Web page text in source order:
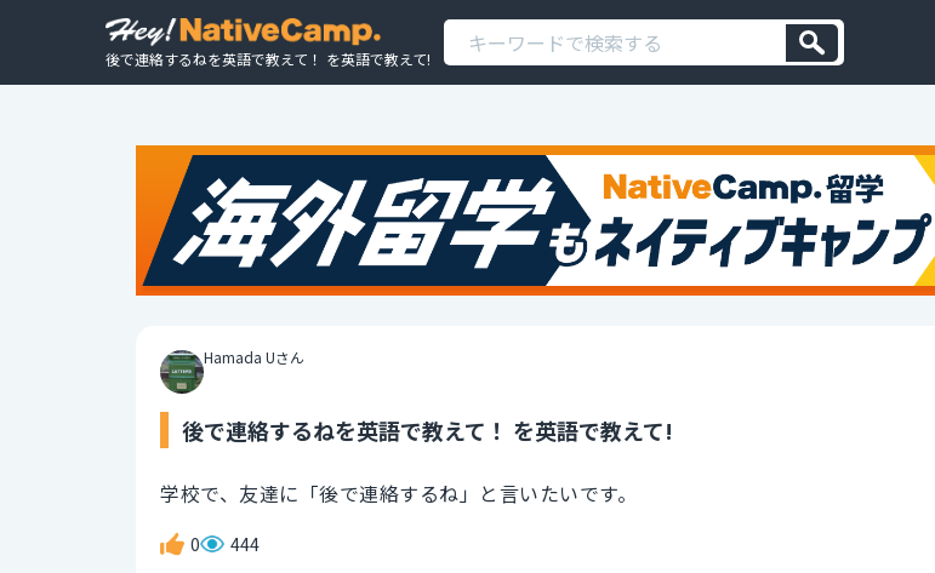
後で連絡するねを英語で教えて！ を英語で教えて!
Hamada Uさん
後で連絡するねを英語で教えて！ を英語で教えて!
学校で、友達に「後で連絡するね」と言いたいです。
0 444